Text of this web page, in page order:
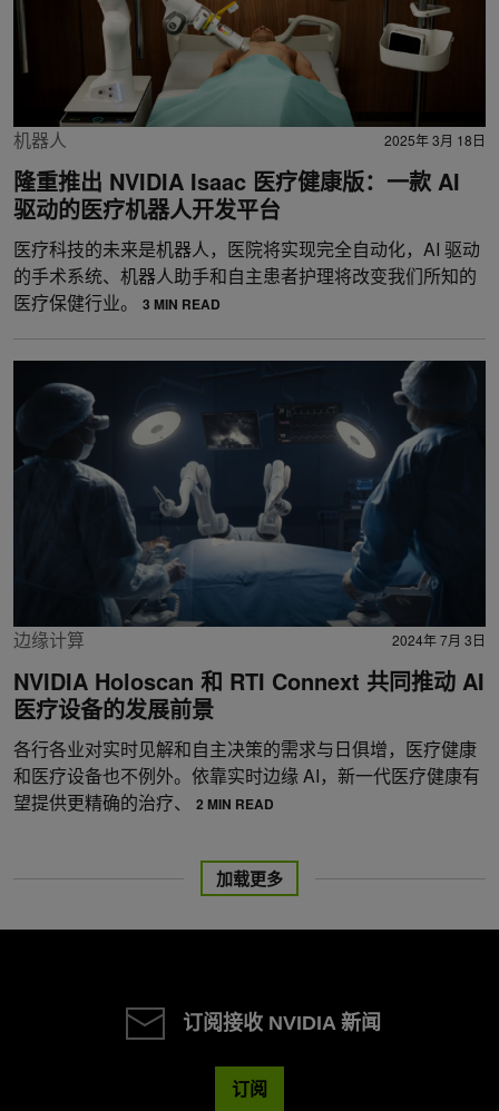
机器人 2025年 3月 18日
隆重推出 NVIDIA Isaac 医疗健康版：一款 AI
驱动的医疗机器人开发平台
医疗科技的未来是机器人，医院将实现完全自动化，AI 驱动
的手术系统、机器人助手和自主患者护理将改变我们所知的
医疗保健行业。
3 MIN READ
边缘计算 2024年 7月 3日
NVIDIA Holoscan 和 RTI Connext 共同推动 AI
医疗设备的发展前景
各行各业对实时见解和自主决策的需求与日俱增，医疗健康
和医疗设备也不例外。依靠实时边缘 AI，新一代医疗健康有
望提供更精确的治疗、
2 MIN READ
加载更多
订阅接收 NVIDIA 新闻
订阅